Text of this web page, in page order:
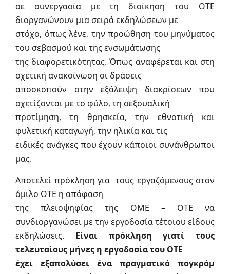
σε συνεργασία με τη διοίκηση του ΟΤΕ
διοργανώνουν μια σειρά εκδηλώσεων με
στόχο, όπως λένε, την προώθηση του μηνύματος
του σεβασμού και της ενσωμάτωσης
της διαφορετικότητας. Όπως αναφέρεται και στη
σχετική ανακοίνωση οι δράσεις
αποσκοπούν στην εξάλειψη διακρίσεων που
σχετίζονται με το φύλο, τη σεξουαλική
προτίμηση, τη θρησκεία, την εθνοτική και
φυλετική καταγωγή, την ηλικία και τις
ειδικές ανάγκες που έχουν κάποιοι συνάνθρωποι
μας.
Αποτελεί πρόκληση για τους εργαζόμενους στον
όμιλο ΟΤΕ η απόφαση
της πλειοψηφίας της ΟΜΕ – ΟΤΕ να
συνδιοργανώσει με την εργοδοσία τέτοιου είδους
εκδηλώσεις. Είναι πρόκληση γιατί τους
τελευταίους μήνες η εργοδοσία του ΟΤΕ
έχει εξαπολύσει ένα πραγματικό πογκρόμ